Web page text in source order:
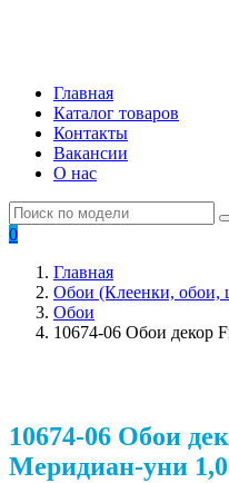
Главная
Каталог товаров
Контакты
Вакансии
О нас
0
Главная
Обои (Клеенки, обои,
Обои
10674-06 Обои декор
10674-06 Обои
Меридиан-уни